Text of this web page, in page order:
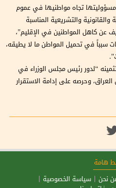
مسؤوليتها تجاه مواطنيها في عموم
والتشريعية المناسبة
عن كاهل المواطنين في الإقليم”،
سبباً في تحميل المواطن ما لا يطيقه،
“لدور رئيس مجلس الوزراء في
وحرصه على إدامة الاستقرار
هامة
نحن
سياسة الخصوصية